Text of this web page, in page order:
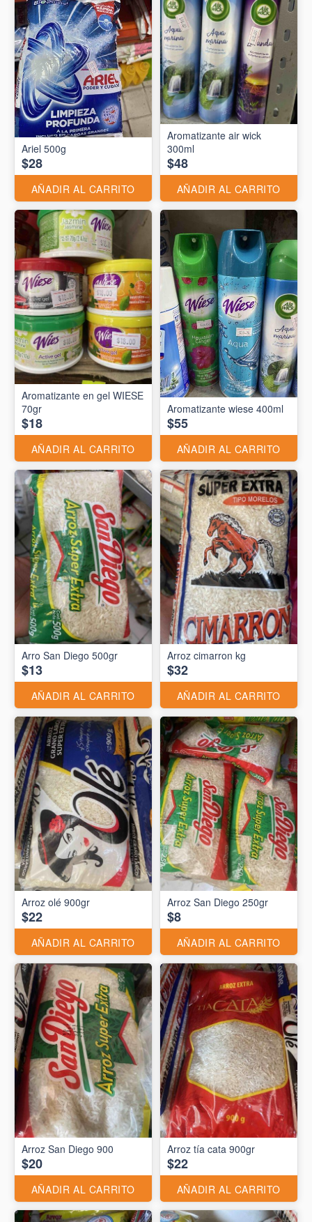
Ariel 500g
$28
AÑADIR AL CARRITO
Aromatizante air wick
300ml
$48
AÑADIR AL CARRITO
Aromatizante en gel WIESE
70gr
$18
AÑADIR AL CARRITO
Aromatizante wiese 400ml
$55
AÑADIR AL CARRITO
Arro San Diego 500gr
$13
AÑADIR AL CARRITO
Arroz cimarron kg
$32
AÑADIR AL CARRITO
Arroz olé 900gr
$22
AÑADIR AL CARRITO
Arroz San Diego 250gr
$8
AÑADIR AL CARRITO
Arroz San Diego 900
$20
AÑADIR AL CARRITO
Arroz tía cata 900gr
$22
AÑADIR AL CARRITO